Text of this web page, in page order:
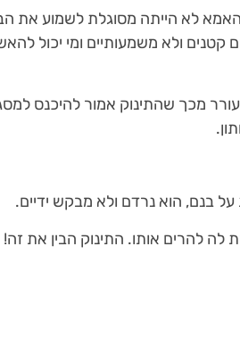
האמא לא הייתה מסוגלת לשמוע את
קטנים ולא משמעותיים ומי יכול
מכך שהתינוק אמור להיכנס
בנם, הוא נרדם ולא מבקש ידיים.
להרים אותו. התינוק הבין את